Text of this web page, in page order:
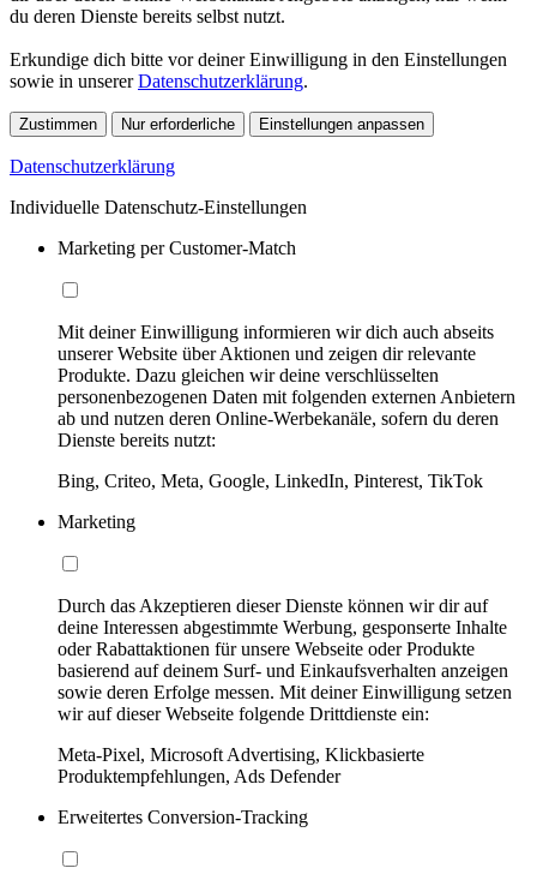
du deren Dienste bereits selbst nutzt.
Erkundige dich bitte vor deiner Einwilligung in den Einstellungen
sowie in unsererDatenschutzerklärung.
Zustimmen Nur erforderliche Einstellungen anpassen
Datenschutzerklärung
Individuelle Datenschutz-Einstellungen
Marketing per Customer-Match
Mit deiner Einwilligung informieren wir dich auch abseits
unserer Website über Aktionen und zeigen dir relevante
Produkte. Dazu gleichen wir deine verschlüsselten
personenbezogenen Daten mit folgenden externen Anbietern
ab und nutzen deren Online-Werbekanäle, sofern du deren
Dienste bereits nutzt:
Bing, Criteo, Meta, Google, LinkedIn, Pinterest, TikTok
Marketing
Durch das Akzeptieren dieser Dienste können wir dir auf
deine Interessen abgestimmte Werbung, gesponserte Inhalte
oder Rabattaktionen für unsere Webseite oder Produkte
basierend auf deinem Surf- und Einkaufsverhalten anzeigen
sowie deren Erfolge messen. Mit deiner Einwilligung setzen
wir auf dieser Webseite folgende Drittdienste ein:
Meta-Pixel, Microsoft Advertising, Klickbasierte
Produktempfehlungen, Ads Defender
Erweitertes Conversion-Tracking